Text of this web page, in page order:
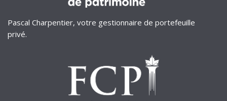
Pascal Charpentier, votre gestionnaire de portefeuille
privé.